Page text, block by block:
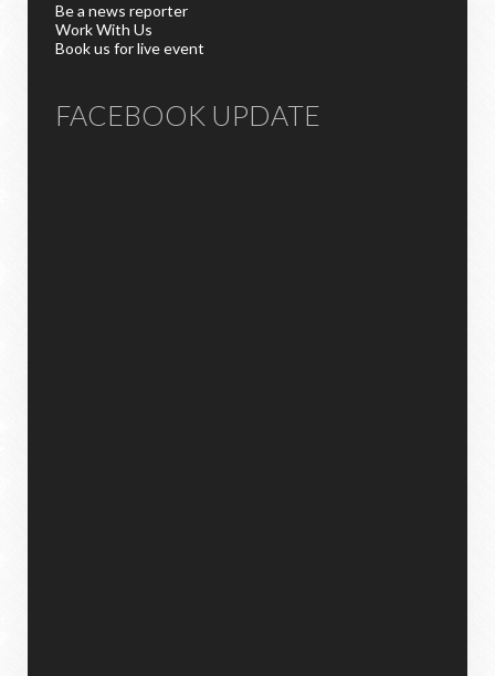
Be a news reporter
Work With Us
Book us for live event
FACEBOOK UPDATE